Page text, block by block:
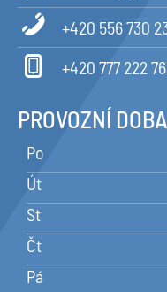
+420 556 730
+420 777 222
PROVOZNÍ DOBA
Po
Út
St
Čt
Pá